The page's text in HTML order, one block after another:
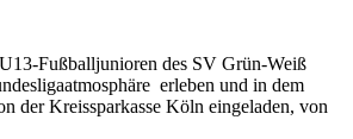
Fußballjunioren des SV Grün-Weiß
erleben und in dem
der Kreissparkasse Köln eingeladen, von